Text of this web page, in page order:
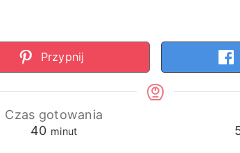
Przypnij
Czas gotowania
40minuty
minut